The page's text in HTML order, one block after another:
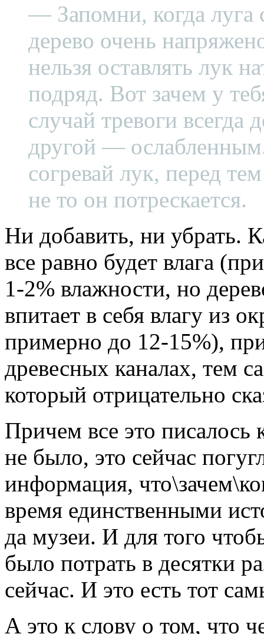
— Запомни, когда луга
дерево очень
нельзя оставлять лук
подряд. Вот зачем у
случай тревоги
другой —
согревай лук, перед
не то он потрескается.
Ни добавить, ни убрать.
все равно будет влага
1-2% влажности, но
впитает в себя влагу из
примерно до 12-15%),
древесных каналах, тем
который отрицательно
Причем все это писалось
не было, это сейчас
информация,
время единственными
да музеи. И для того
было потрать в десятки
сейчас. И это есть тот
А это к слову о том, что